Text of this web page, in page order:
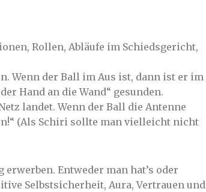
Rollen, Abläufe im Schiedsgericht,
Wenn der Ball im Aus ist, dann ist er im
Hand an die Wand“ gesunden.
landet. Wenn der Ball die Antenne
(Als Schiri sollte man vielleicht nicht
Entweder man hat’s oder
Selbstsicherheit, Aura, Vertrauen und